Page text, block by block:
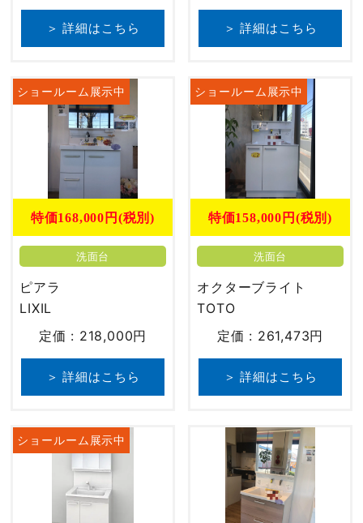
＞ 詳細はこちら ＞ 詳細はこちら
特価168,000円(税別)
洗面台
ショールーム展示中
ピアラ
LIXIL
定価 : 218,000円
＞ 詳細はこちら
特価158,000円(税別)
洗面台
ショールーム展示中
オクターブライト
TOTO
定価 : 261,473円
＞ 詳細はこちら
ショールーム展示中